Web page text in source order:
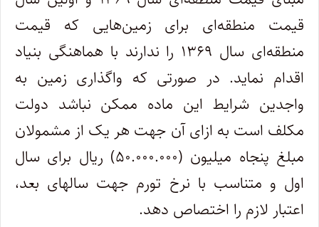
قیمت منطقه‌ای برای زمین‌هایی که قیمت
منطقه‌ای سال ۱۳۶۹ را ندارند با هماهنگی بنیاد
اقدام نماید. در صورتی که واگذاری زمین به
واجدین شرایط این ماده ممکن نباشد دولت
مکلف است به ازای آن جهت هر یک از مشمولان
مبلغ پنجاه میلیون (۵۰.۰۰۰.۰۰۰) ریال برای سال
اول و متناسب با نرخ تورم جهت سالهای بعد،
اعتبار لازم را اختصاص دهد.